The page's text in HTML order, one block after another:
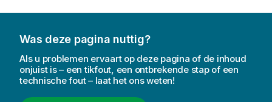
Was deze pagina nuttig?
Als u problemen ervaart op deze pagina of de inhoud
onjuist is – een tikfout, een ontbrekende stap of een
technische fout – laat het ons weten!